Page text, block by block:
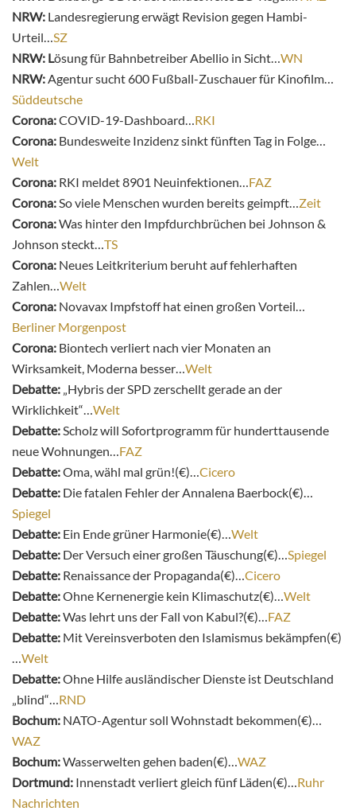
NRW: Landesregierung erwägt Revision gegen Hambi-
Urteil…SZ
NRW: Lösung für Bahnbetreiber Abellio in Sicht…WN
NRW:Agentur sucht 600 Fußball-Zuschauer für Kinofilm…
Süddeutsche
Corona:COVID-19-Dashboard…RKI
Corona: Bundesweite Inzidenz sinkt fünften Tag in Folge…
Welt
Corona: RKI meldet 8901 Neuinfektionen…FAZ
Corona:So viele Menschen wurden bereits geimpft…Zeit
Corona:Was hinter den Impfdurchbrüchen bei Johnson &
Johnson steckt…TS
Corona: Neues Leitkriterium beruht auf fehlerhaften
Zahlen…Welt
Corona: Novavax Impfstoff hat einen großen Vorteil…
Berliner Morgenpost
Corona: Biontech verliert nach vier Monaten an
Wirksamkeit, Moderna besser…Welt
Debatte: „Hybris der SPD zerschellt gerade an der
Wirklichkeit“…Welt
Debatte:Scholz will Sofortprogramm für hunderttausende
neue Wohnungen…FAZ
Debatte:Oma, wähl mal grün!(€)…Cicero
Debatte: Die fatalen Fehler der Annalena Baerbock(€)…
Spiegel
Debatte: Ein Ende grüner Harmonie(€)…Welt
Debatte: Der Versuch einer großen Täuschung(€)…Spiegel
Debatte: Renaissance der Propaganda(€)…Cicero
Debatte:Ohne Kernenergie kein Klimaschutz(€)…Welt
Debatte:Was lehrt uns der Fall von Kabul?(€)…FAZ
Debatte: Mit Vereinsverboten den Islamismus bekämpfen(€)
…Welt
Debatte:Ohne Hilfe ausländischer Dienste ist Deutschland
„blind“…RND
Bochum: NATO-Agentur soll Wohnstadt bekommen(€)…
WAZ
Bochum:Wasserwelten gehen baden(€)…WAZ
Dortmund: Innenstadt verliert gleich fünf Läden(€)…Ruhr
Nachrichten